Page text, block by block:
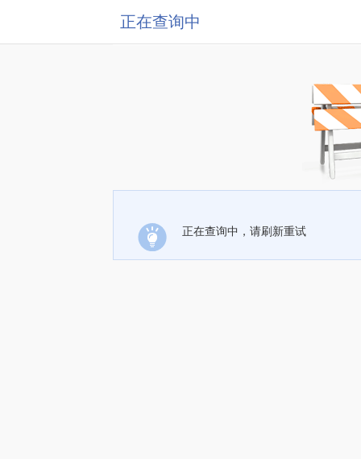
正在查询中
正在查询中，请刷新重试